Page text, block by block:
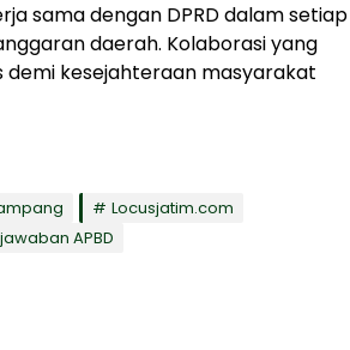
sama dengan DPRD dalam setiap
daerah. Kolaborasi yang
demi kesejahteraan masyarakat
Locusjatim.com
APBD